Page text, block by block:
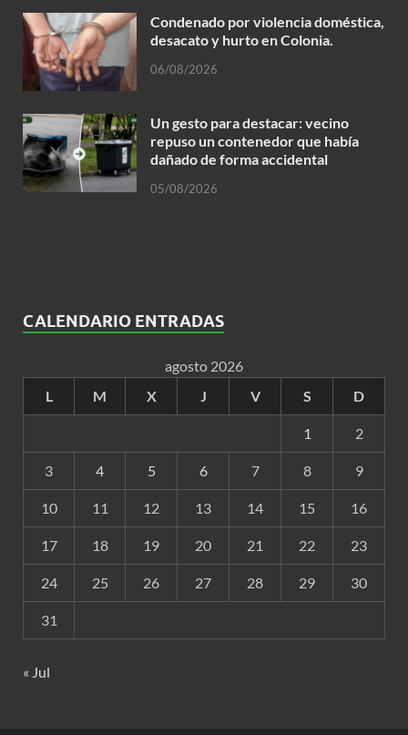
Condenado por violencia doméstica,
desacato y hurto en Colonia.
06/08/2026
Un gesto para destacar: vecino
repuso un contenedor que había
dañado de forma accidental
05/08/2026
CALENDARIO ENTRADAS
agosto 2026
L
M X J V S D
1 2
3 4 5 6 7 8 9
10 11 12 13 14 15 16
17 18 19 20 21 22 23
24 25 26 27 28 29 30
31
« Jul